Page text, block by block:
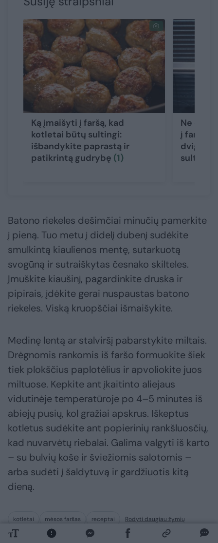
Ką įmaišyti į faršą, kad
kotletai būtų sultingi:
išbandykite paprastą ir
patikrintą gudrybę (1)
Ne
į faršą,
Batono riekeles dešimčiai minučių pamerkite
į pieną. Tuo metu į didelį dubenį sudėkite
smulkintą kiaulienos mentę, sutarkuotą
svogūną ir sutraiškytas česnako skilteles.
Įmuškite kiaušinį, pagardinkite druska ir
pipirais, įdėkite gerai nuspaustas batono
riekeles. Viską kruopščiai išmaišykite.
Medinę lentą ar stalviršį pabarstykite miltais.
Drėgnomis rankomis iš faršo formuokite šiek
tiek plokščius paplotėlius ir apvoliokite juos
miltuose. Kepkite ant įkaitinto aliejaus
vidutinėje temperatūroje po 4–5 minutes iš
abiejų pusių, kol gražiai apskrus. Iškeptus
kotletus sudėkite ant popierinių rankšluosčių,
kad nuvarvėtų riebalai. Galima valgyti iš karto
– su bulvių koše ir šviežiomis salotomis –
arba sudėti į šaldytuvą ir gardžiuotis kitą
dieną.
kotletai mėsos faršas receptai Rodyti daugiau žymių